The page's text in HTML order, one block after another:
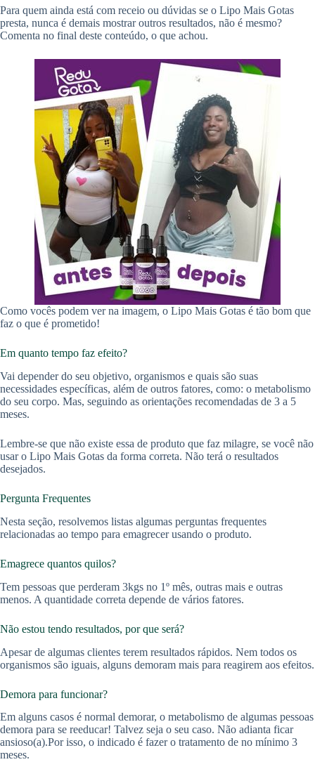
Para quem ainda está com receio ou dúvidas se o Lipo Mais Gotas
presta, nunca é demais mostrar outros resultados, não é mesmo?
Comenta no final deste conteúdo, o que achou.
Como vocês podem ver na imagem, o Lipo Mais Gotas é tão bom que
faz o que é prometido!
Em quanto tempo faz efeito?
Vai depender do seu objetivo, organismos e quais são suas
necessidades específicas, além de outros fatores, como: o metabolismo
do seu corpo. Mas, seguindo as orientações recomendadas de 3 a 5
meses.
Lembre-se que não existe essa de produto que faz milagre, se você não
usar o Lipo Mais Gotas da forma correta. Não terá o resultados
desejados.
Pergunta Frequentes
Nesta seção, resolvemos listas algumas perguntas frequentes
relacionadas ao tempo para emagrecer usando o produto.
Emagrece quantos quilos?
Tem pessoas que perderam 3kgs no 1º mês, outras mais e outras
menos. A quantidade correta depende de vários fatores.
Não estou tendo resultados, por que será?
Apesar de algumas clientes terem resultados rápidos. Nem todos os
organismos são iguais, alguns demoram mais para reagirem aos efeitos.
Demora para funcionar?
Em alguns casos é normal demorar, o metabolismo de algumas pessoas
demora para se reeducar! Talvez seja o seu caso. Não adianta ficar
ansioso(a).Por isso, o indicado é fazer o tratamento de no mínimo 3
meses.